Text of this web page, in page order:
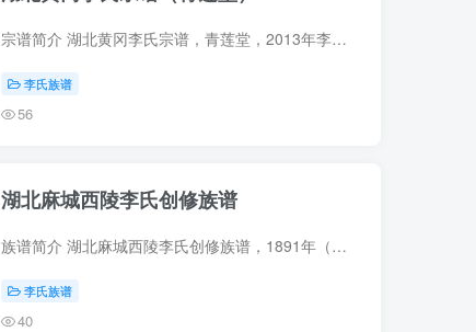
宗谱简介 湖北黄冈李氏宗谱，青莲堂，2013年李大志等主编，8册。始迁祖周九（字九齐），约于明代定居湖北黄冈下伍乡丁家垱栗林湾。传至十一世孙文远、文友、文富，约清初派分三房。 宗谱部分预...
李氏族谱
56
湖北麻城西陵李氏创修族谱
族谱简介 湖北麻城西陵李氏创修族谱，1891年（光绪17年）李孙恺、李虞卿纂修，10册。始祖好文，为元顺帝太傅，解组隐于江西南康。始迁祖法（字道清），始祖长子，避陈友谅之变，遂自南康迁居麻...
李氏族谱
40